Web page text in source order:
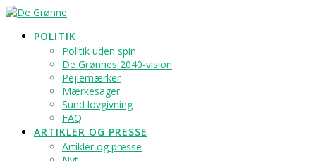
POLITIK
Politik uden spin
De Grønnes 2040-vision
Pejlemærker
Mærkesager
Sund lovgivning
FAQ
ARTIKLER OG PRESSE
Artikler og presse